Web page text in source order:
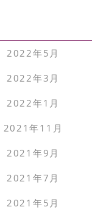
2022年5月
2022年3月
2022年1月
2021年11月
2021年9月
2021年7月
2021年5月